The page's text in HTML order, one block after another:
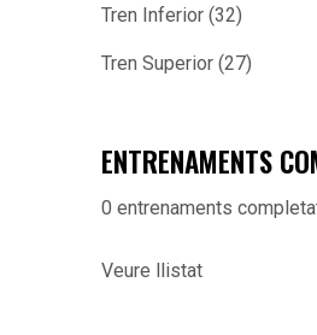
Tren Inferior (32)
Tren Superior (27)
ENTRENAMENTS
0 entrenaments
Veure llistat